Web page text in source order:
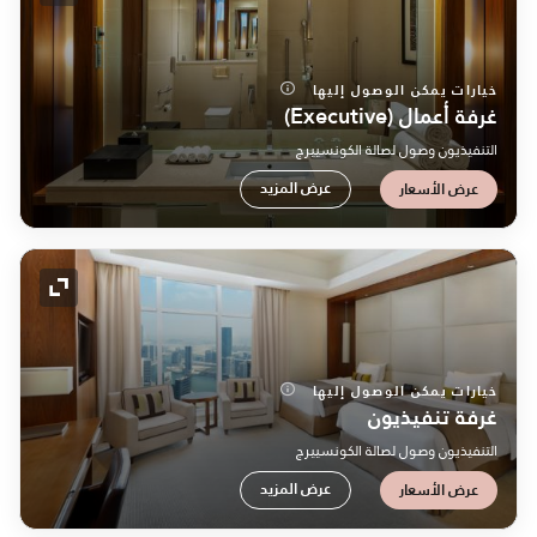
خيارات يمكن الوصول إليها
غرفة أعمال (Executive)
التنفيذيون وصول لصالة الكونسييرج
عرض الأسعار عرض المزيد
رمز
خيارات يمكن الوصول إليها
غرفة تنفيذيون
التنفيذيون وصول لصالة الكونسييرج
عرض الأسعار عرض المزيد